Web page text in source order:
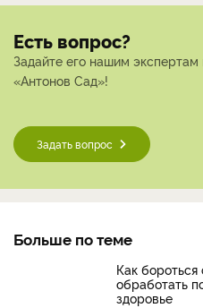
Есть вопрос?
Задайте его нашим экспертам
«Антонов Сад»!
Задать вопрос
Больше по теме
Как бороться
обработать
здоровье